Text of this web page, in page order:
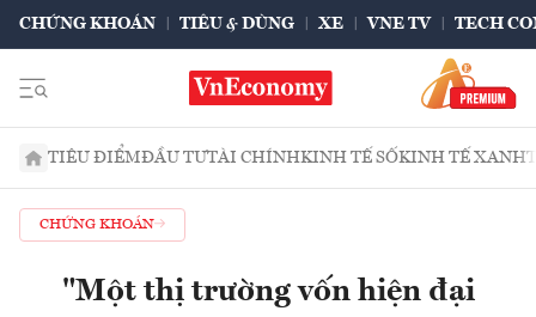
CHỨNG KHOÁN TIÊU & DÙNG XE VNE TV TECH
TIÊU ĐIỂMĐẦU TƯTÀI CHÍNHKINH TẾ SỐKINH TẾ XANH
CHỨNG KHOÁN
"Một thị trường vốn hiện đại